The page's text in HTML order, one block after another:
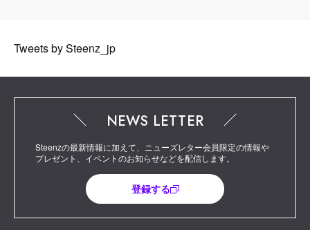
Tweets by Steenz_jp
NEWS LETTER
Steenzの最新情報に加えて、ニューズレター会員限定の情報や
プレゼント、イベントのお知らせなどを配信します。
登録する